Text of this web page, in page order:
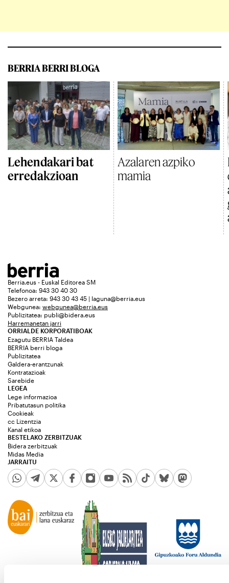
BERRIA BERRI BLOGA
Lehendakari bat
erredakzioan
Azalaren azpiko
mamia
Berria.eus - Euskal Editorea SM
Telefonoa: 943 30 40 30
Bezero arreta: 943 30 43 45 | laguna@berria.eus
Webgunea: webgunea@berria.eus
Publizitatea: publi@bidera.eus
Harremanetan jarri
ORRIALDE KORPORATIBOAK
Ezagutu BERRIA Taldea
BERRIA berri bloga
Publizitatea
Galdera-erantzunak
Kontratazioak
Sarebide
JARRAITU
LEGEA
Lege informazioa
Pribatutasun politika
Cookieak
cc Lizentzia
Kanal etikoa
BESTELAKO ZERBITZUAK
Bidera zerbitzuak
Midas Media